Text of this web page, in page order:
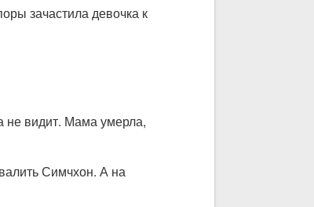
зачастила девочка к
не видит. Мама умерла,
Симчхон. А на